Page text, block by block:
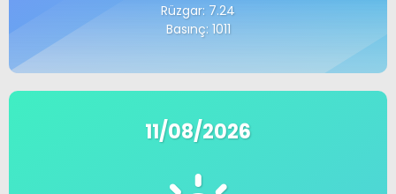
Rüzgar: 7.24
Basınç: 1011
11/08/2026